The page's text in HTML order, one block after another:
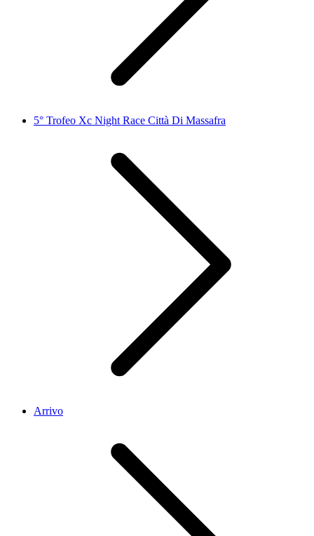
5° Trofeo Xc Night Race Città Di Massafra
Arrivo